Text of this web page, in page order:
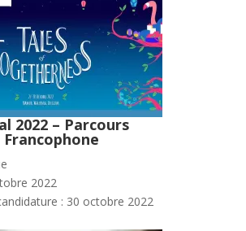
2022 – Parcours
2022
: 30 octobre 2022